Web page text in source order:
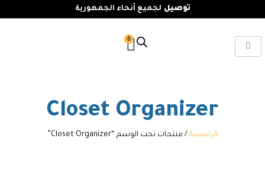
توصيل لجميع أنحاء الجمهورية
0
Closet Organizer
الرئيسية / منتجات تحت الوسم “Closet Organizer”